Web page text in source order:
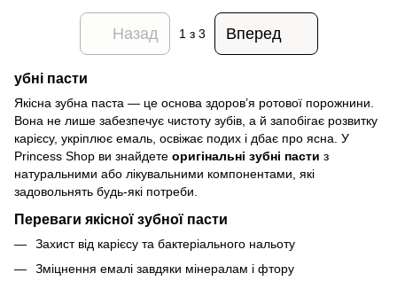
Назад 1 з 3 Вперед
убні пасти
Якісна зубна паста — це основа здоров’я ротової порожнини.
Вона не лише забезпечує чистоту зубів, а й запобігає розвитку
карієсу, укріплює емаль, освіжає подих і дбає про ясна. У
Princess Shop ви знайдете оригінальні зубні пасти з
натуральними або лікувальними компонентами, які
задовольнять будь-які потреби.
Переваги якісної зубної пасти
Захист від карієсу та бактеріального нальоту
Зміцнення емалі завдяки мінералам і фтору